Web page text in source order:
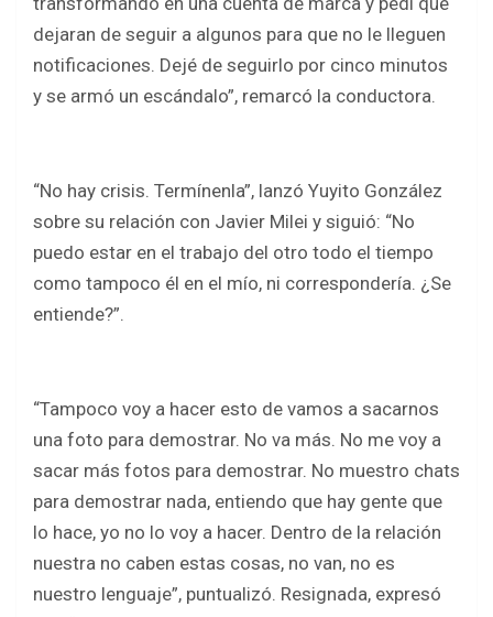
dejaran de seguir a algunos para que no le lleguen
notificaciones. Dejé de seguirlo por cinco minutos
y se armó un escándalo”, remarcó la conductora.
“No hay crisis. Termínenla”, lanzó Yuyito González
sobre su relación con Javier Milei y siguió: “No
puedo estar en el trabajo del otro todo el tiempo
como tampoco él en el mío, ni correspondería. ¿Se
entiende?”.
“Tampoco voy a hacer esto de vamos a sacarnos
una foto para demostrar. No va más. No me voy a
sacar más fotos para demostrar. No muestro chats
para demostrar nada, entiendo que hay gente que
lo hace, yo no lo voy a hacer. Dentro de la relación
nuestra no caben estas cosas, no van, no es
nuestro lenguaje”, puntualizó. Resignada, expresó